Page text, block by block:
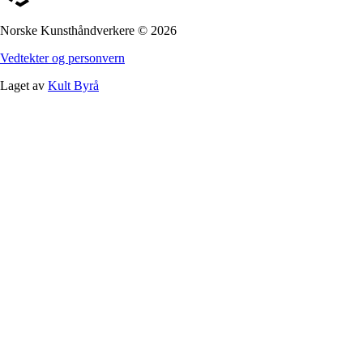
Norske Kunsthåndverkere © 2026
Vedtekter og personvern
Laget av Kult Byrå